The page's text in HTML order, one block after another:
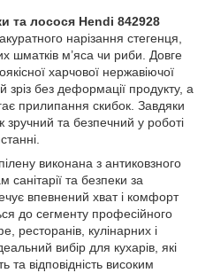
та лосося Hendi 842928
нарізання стегенця,
шматків м’яса чи риби. Довге
харчової нержавіючої
зріз без деформації продукту, а
прилипання скибок. Завдяки
зручний та безпечний у роботі
виконана з антиковзного
санітарії та безпеки за
впевнений хват і комфорт
до сегменту професійного
ресторанів, кулінарних і
вибір для кухарів, які
та відповідність високим